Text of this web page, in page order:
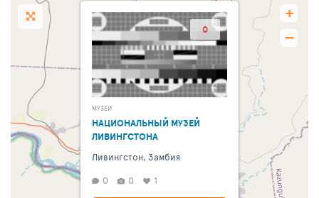
0
МУЗЕИ
НАЦИОНАЛЬНЫЙ МУЗЕЙ
ЛИВИНГСТОНА
Ливингстон, Замбия
0
0 1
+
−